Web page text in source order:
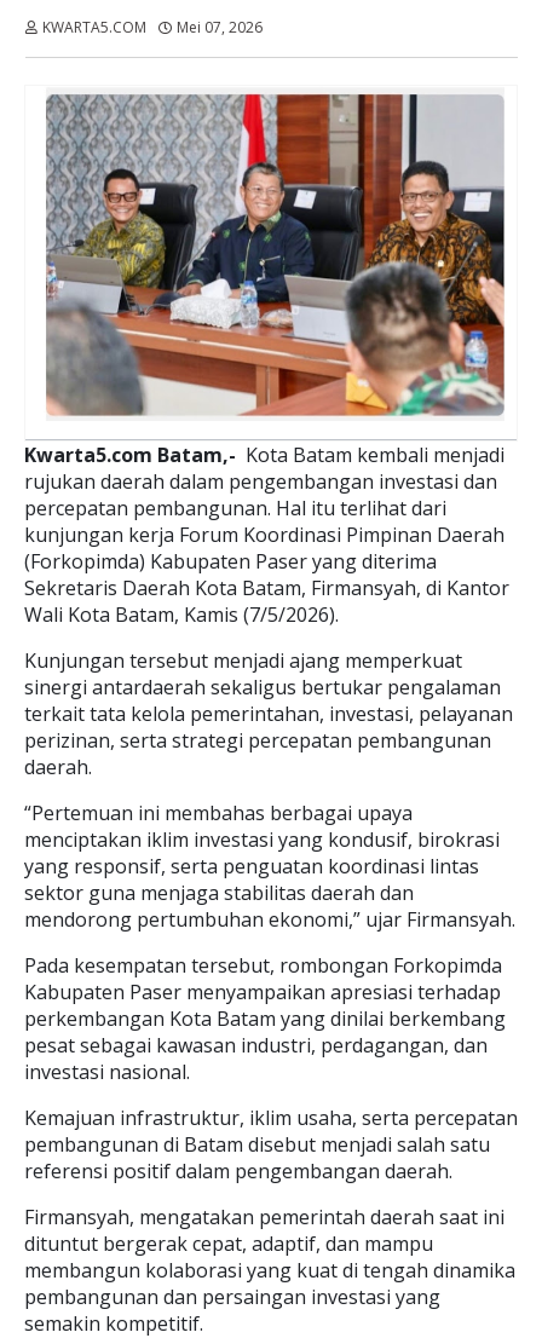
KWARTA5.COM Mei 07, 2026
Kwarta5.com Batam,- Kota Batam kembali menjadi
rujukan daerah dalam pengembangan investasi dan
percepatan pembangunan. Hal itu terlihat dari
kunjungan kerja Forum Koordinasi Pimpinan Daerah
(Forkopimda) Kabupaten Paser yang diterima
Sekretaris Daerah Kota Batam, Firmansyah, di Kantor
Wali Kota Batam, Kamis (7/5/2026).
Kunjungan tersebut menjadi ajang memperkuat
sinergi antardaerah sekaligus bertukar pengalaman
terkait tata kelola pemerintahan, investasi, pelayanan
perizinan, serta strategi percepatan pembangunan
daerah.
“Pertemuan ini membahas berbagai upaya
menciptakan iklim investasi yang kondusif, birokrasi
yang responsif, serta penguatan koordinasi lintas
sektor guna menjaga stabilitas daerah dan
mendorong pertumbuhan ekonomi,” ujar Firmansyah.
Pada kesempatan tersebut, rombongan Forkopimda
Kabupaten Paser menyampaikan apresiasi terhadap
perkembangan Kota Batam yang dinilai berkembang
pesat sebagai kawasan industri, perdagangan, dan
investasi nasional.
Kemajuan infrastruktur, iklim usaha, serta percepatan
pembangunan di Batam disebut menjadi salah satu
referensi positif dalam pengembangan daerah.
Firmansyah, mengatakan pemerintah daerah saat ini
dituntut bergerak cepat, adaptif, dan mampu
membangun kolaborasi yang kuat di tengah dinamika
pembangunan dan persaingan investasi yang
semakin kompetitif.